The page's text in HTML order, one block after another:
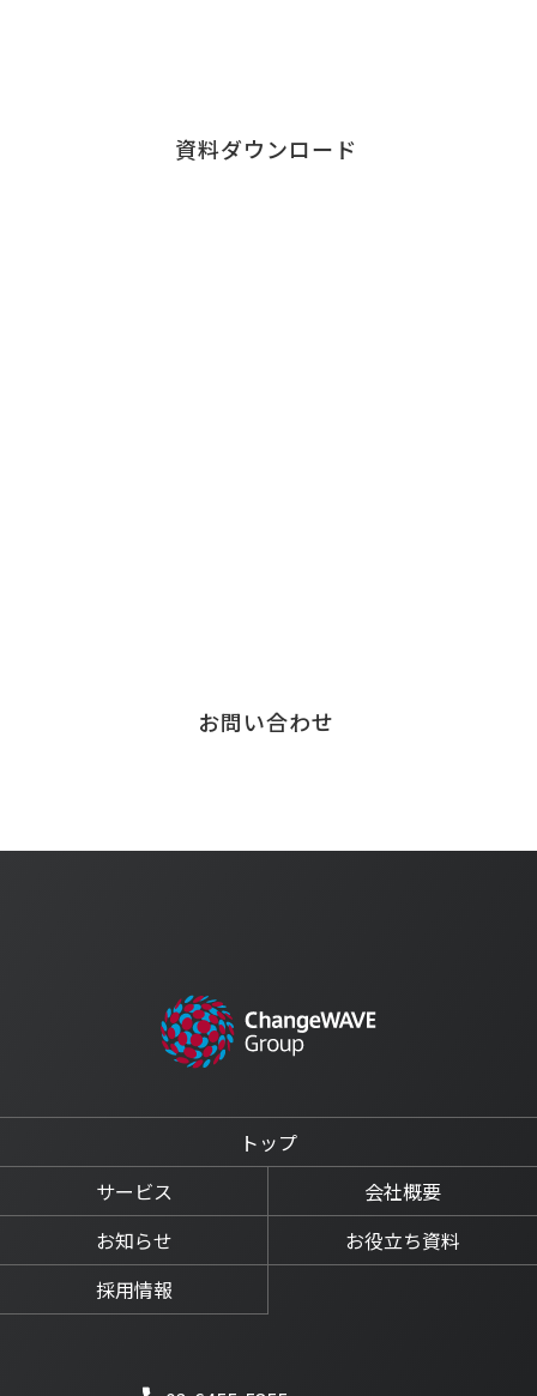
資料ダウンロード
お問い合わせ
トップ
サービス
会社概要
お知らせ
お役立ち資料
採用情報